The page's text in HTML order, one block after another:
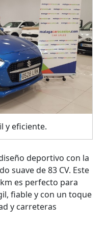
y eficiente.
deportivo con la
suave de 83 CV. Este
es perfecto para
fiable y con un toque
y carreteras